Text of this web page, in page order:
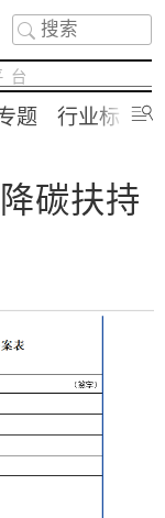
题 行业标准
碳扶持